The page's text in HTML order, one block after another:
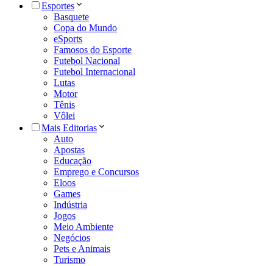
Esportes
Basquete
Copa do Mundo
eSports
Famosos do Esporte
Futebol Nacional
Futebol Internacional
Lutas
Motor
Tênis
Vôlei
Mais Editorias
Auto
Apostas
Educação
Emprego e Concursos
Eloos
Games
Indústria
Jogos
Meio Ambiente
Negócios
Pets e Animais
Turismo